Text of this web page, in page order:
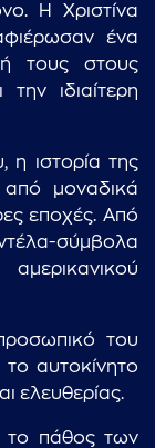
Η Χριστίνα
ένα
τους στους
ιδιαίτερη
η ιστορία της
από μοναδικά
εποχές. Από
σύμβολα
του
αυτοκίνητο
ελευθερίας.
το πάθος των